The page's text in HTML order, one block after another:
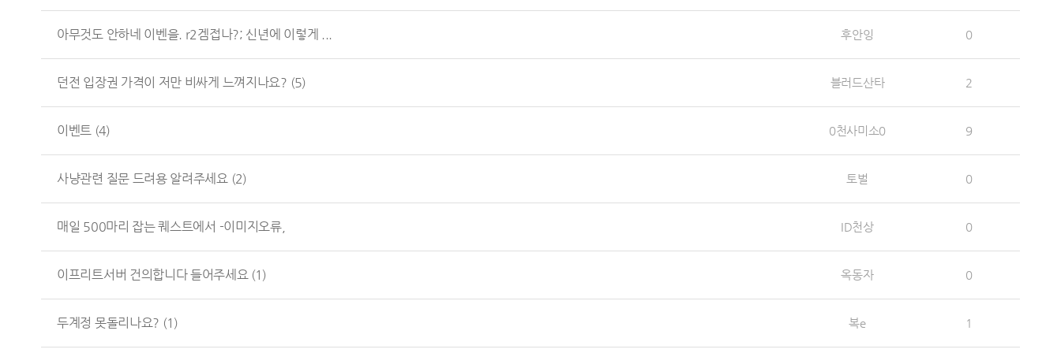
아무것도 안하네 이벤을. r2겜접나?; 신년에 이렇게 ... 후안잉 0
던전 입장권 가격이 저만 비싸게 느껴지나요? (5) 블러드산타 2
이벤트 (4) 0천사미소0 9
사냥관련 질문 드려용 알려주세요 (2) 토벌 0
매일 500마리 잡는 퀘스트에서 -이미지오류, ID천상 0
이프리트서버 건의합니다 들어주세요 (1) 옥동자 0
두계정 못돌리나요? (1) 복e 1